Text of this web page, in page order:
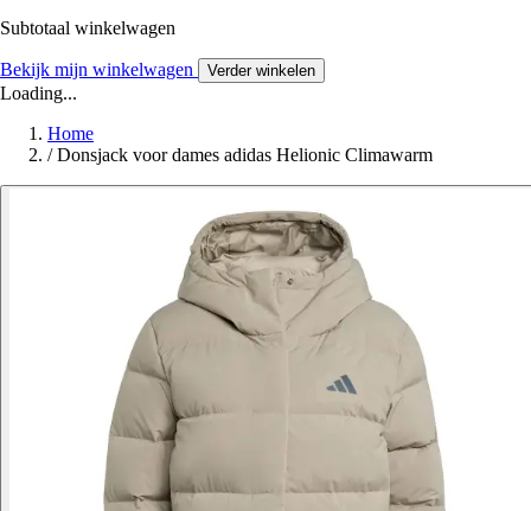
Subtotaal winkelwagen
Bekijk mijn winkelwagen Verder winkelen
Loading...
Home
/ Donsjack voor dames adidas Helionic Climawarm